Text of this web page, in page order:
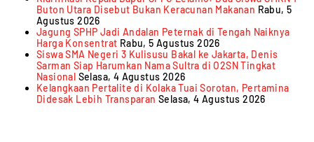
Buton Utara Disebut Bukan Keracunan Makanan Rabu, 5
Agustus 2026
Jagung SPHP Jadi Andalan Peternak di Tengah Naiknya
Harga Konsentrat Rabu, 5 Agustus 2026
Siswa SMA Negeri 3 Kulisusu Bakal ke Jakarta, Denis
Sarman Siap Harumkan Nama Sultra di O2SN Tingkat
Nasional Selasa, 4 Agustus 2026
Kelangkaan Pertalite di Kolaka Tuai Sorotan, Pertamina
Didesak Lebih Transparan Selasa, 4 Agustus 2026